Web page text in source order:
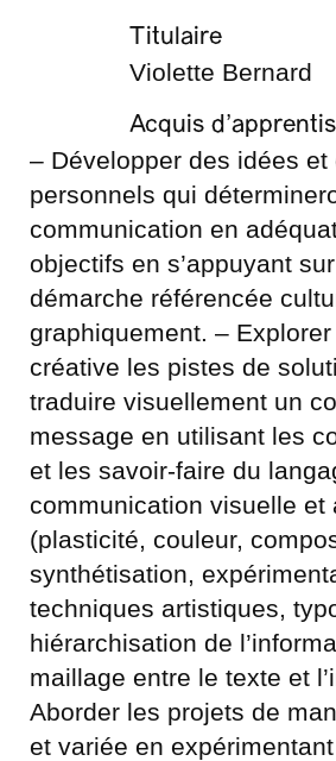
Titulaire
Violette Bernard
Acquis
– Développer des idées et
personnels qui
communication en
objectifs en s’appuyant
démarche référencée
graphiquement. –
créative les pistes de
traduire visuellement un
message en utilisant les
et les savoir-faire du
communication visuelle et
(plasticité, couleur,
synthétisation,
techniques artistiques,
hiérarchisation de
maillage entre le texte et
Aborder les projets de
et variée en